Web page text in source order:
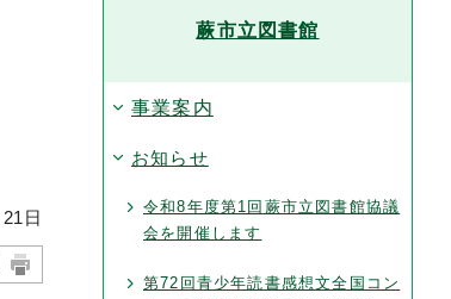
21 日
蕨市立図書館
事業案内
お知らせ
令和8年度第1回蕨市立図書館協議
会を開催します
第72回青少年読書感想文全国コン